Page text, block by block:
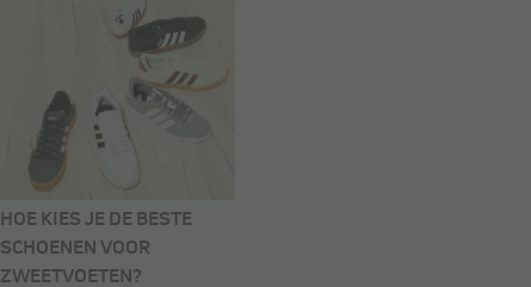
HOE KIES JE DE BESTE
SCHOENEN VOOR
ZWEETVOETEN?